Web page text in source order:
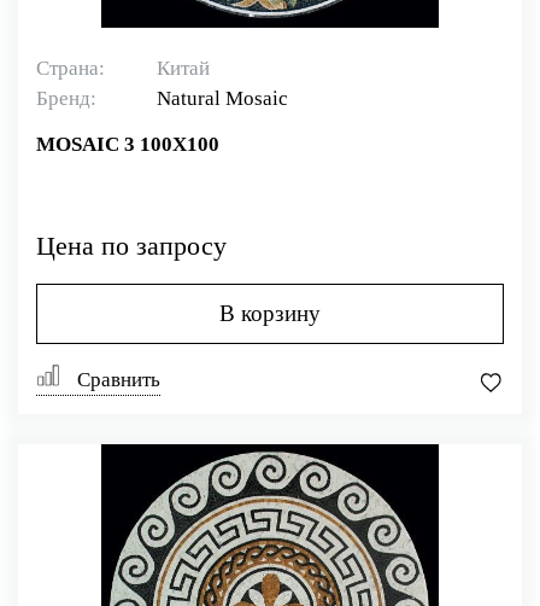
Страна:
Китай
Бренд:
Natural Mosaiс
MOSAIC 3 100X100
Цена по запросу
В корзину
Сравнить